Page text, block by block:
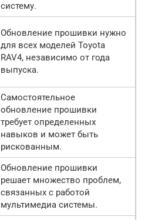
систему.
Обновление прошивки нужно
для всех моделей Toyota
RAV4, независимо от года
выпуска.
Самостоятельное
обновление прошивки
требует определенных
навыков и может быть
рискованным.
Обновление прошивки
решает множество проблем,
связанных с работой
мультимедиа системы.